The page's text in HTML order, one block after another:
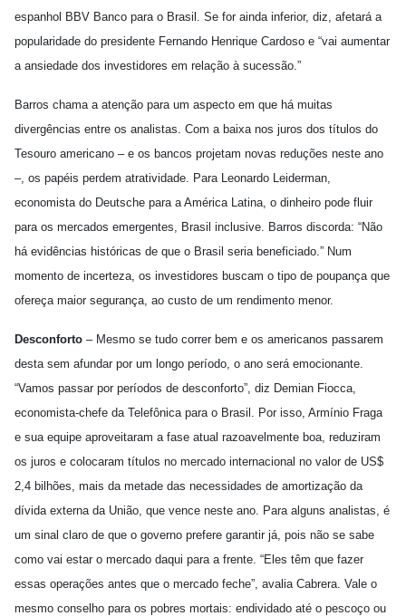
espanhol BBV Banco para o Brasil. Se for ainda inferior, diz, afetará a
popularidade do presidente Fernando Henrique Cardoso e “vai aumentar
a ansiedade dos investidores em relação à sucessão.”
Barros chama a atenção para um aspecto em que há muitas
divergências entre os analistas. Com a baixa nos juros dos títulos do
Tesouro americano – e os bancos projetam novas reduções neste ano
–, os papéis perdem atratividade. Para Leonardo Leiderman,
economista do Deutsche para a América Latina, o dinheiro pode fluir
para os mercados emergentes, Brasil inclusive. Barros discorda: “Não
há evidências históricas de que o Brasil seria beneficiado.” Num
momento de incerteza, os investidores buscam o tipo de poupança que
ofereça maior segurança, ao custo de um rendimento menor.
Desconforto – Mesmo se tudo correr bem e os americanos passarem
desta sem afundar por um longo período, o ano será emocionante.
“Vamos passar por períodos de desconforto”, diz Demian Fiocca,
economista-chefe da Telefônica para o Brasil. Por isso, Armínio Fraga
e sua equipe aproveitaram a fase atual razoavelmente boa, reduziram
os juros e colocaram títulos no mercado internacional no valor de US$
2,4 bilhões, mais da metade das necessidades de amortização da
dívida externa da União, que vence neste ano. Para alguns analistas, é
um sinal claro de que o governo prefere garantir já, pois não se sabe
como vai estar o mercado daqui para a frente. “Eles têm que fazer
essas operações antes que o mercado feche”, avalia Cabrera. Vale o
mesmo conselho para os pobres mortais: endividado até o pescoço ou